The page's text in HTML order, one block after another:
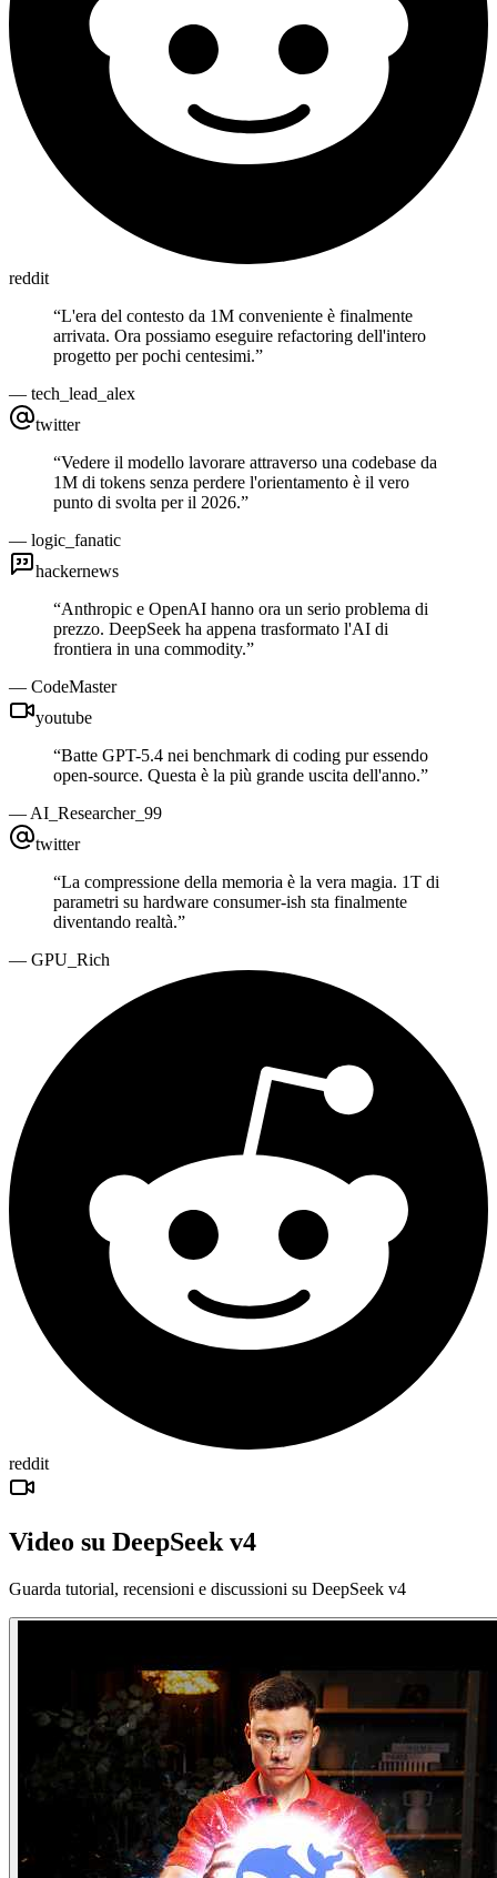
reddit
“L'era del contesto da 1M conveniente è finalmente
arrivata. Ora possiamo eseguire refactoring dell'intero
progetto per pochi centesimi.”
— tech_lead_alex
twitter
“Vedere il modello lavorare attraverso una codebase da
1M di tokens senza perdere l'orientamento è il vero
punto di svolta per il 2026.”
— logic_fanatic
hackernews
“Anthropic e OpenAI hanno ora un serio problema di
prezzo. DeepSeek ha appena trasformato l'AI di
frontiera in una commodity.”
— CodeMaster
youtube
“Batte GPT-5.4 nei benchmark di coding pur essendo
open-source. Questa è la più grande uscita dell'anno.”
— AI_Researcher_99
twitter
“La compressione della memoria è la vera magia. 1T di
parametri su hardware consumer-ish sta finalmente
diventando realtà.”
— GPU_Rich
reddit
Video su DeepSeek v4
Guarda tutorial, recensioni e discussioni su DeepSeek v4